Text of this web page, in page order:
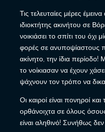
Τις τελευταίες μέρες
ιδιοκτήτης ακινήτου σε
νοικιάσει το σπίτι του
φορές σε ανυποψίαστους
ακίνητο, την ίδια
το νοίκιασαν να έχουν
ψάχνουν τον τρόπο να
Οι καιροί είναι πονηροί
ορθάνοιχτα σε όλους
είναι αληθινό! Συνήθως δεν